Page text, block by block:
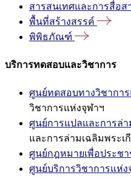
สารสนเทศและการสื่อส
พื้นที่สร้างสรรค์
พิพิธภัณฑ์
บริการทดสอบและวิชาการ
ศูนย์ทดสอบทางวิชากา
วิชาการแห่งจุฬาฯ
ศูนย์การแปลและการล่า
และการล่ามเฉลิมพระเ
ศูนย์กฎหมายเพื่อประช
ศูนย์บริการวิชาการแห่